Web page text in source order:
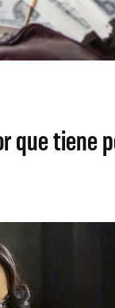
que